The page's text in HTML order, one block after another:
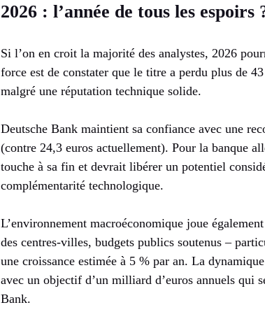
2026 : l’année de tous les espoirs
Si l’on en croit la majorité des analystes, 2026
force est de constater que le titre a perdu plus de
malgré une réputation technique solide.
Deutsche Bank maintient sa confiance avec une
(contre 24,3 euros actuellement). Pour la banque
touche à sa fin et devrait libérer un potentiel
complémentarité technologique.
L’environnement macroéconomique joue
des centres-villes, budgets publics soutenus –
une croissance estimée à 5 % par an. La
avec un objectif d’un milliard d’euros annuels qui
Bank.